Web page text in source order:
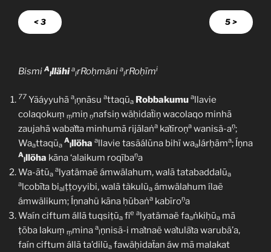
< 3 5 >
Bismi A
lllähi a
lrRoḥmäni a
lrRoḥīmi
77 Yãáyyuhā a
lṇnāsu attaqūa Robbakumu allavie
colaqokuṃ ṃmiṇ ṇnafsiṇ wäḥidaẗiṇ wacolaqo minhā
zaujahā wabaṫṫa minhumā rijālaṅa kaṫīroṇa wanisã-aṇ;
Waattaqūa
A
lllöha allavie tasãálūna bihï waalárḥāma; Íṇna
A
lllöha kāna ‘alaikum roqībaṇa
Wa-ātūa
alyatämaẽ ámwälahum, walā tatabaddalūa
alcobīṫa bialṭṭoyyibi, walā tàkulũa ámwälahum ílaẽ
ámwälikum; Íṇnahü kāna ḥūbaṅa kabīroṇa
Waín ciftum állā tuqsiṭūa fie alyatämaë faaṅkiḥūa mā
ṭōba lakuṃ ṃmina a
lṇnisã-i maṫnaë waṫuläṫa warubä’a,
faín ciftum állā ta’dilūa fawäḥidaẗan áw mā malakat